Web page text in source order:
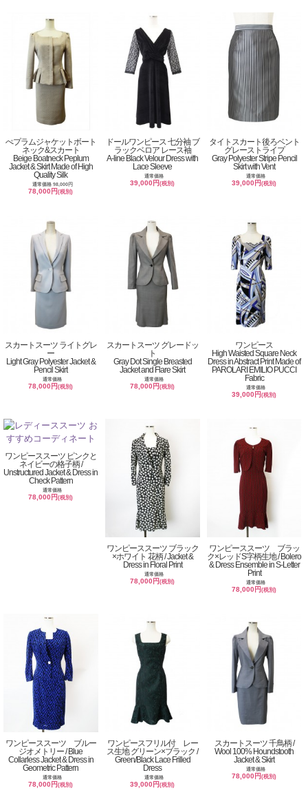
ぺプラムジャケットボート
ネック&スカート
Beige Boatneck Peplum
Jacket & Skirt Made of High
Quality Silk
通常価格 98,000円
78,000円(税別)
ドールワンピース 七分袖 ブ
ラックベロア レース袖
A-line Black Velour Dress with
Lace Sleeve
通常価格
39,000円(税別)
タイトスカート後ろベント
グレーストライプ
Gray Polyester Stripe Pencil
Skirt with Vent
通常価格
39,000円(税別)
スカートスーツ ライトグレ
ー
Light Gray Polyester Jacket &
Pencil Skirt
通常価格
78,000円(税別)
スカートスーツ グレードッ
ト
Gray Dot Single Breasted
Jacket and Flare Skirt
通常価格
78,000円(税別)
ワンピース
High Waisted Square Neck
Dress in Abstract Print Made of
PAROLARI EMILIO PUCCI
Fabric
通常価格
39,000円(税別)
ワンピーススーツ ピンクと
ネイビーの格子柄 /
Unstructured Jacket & Dress in
Check Pattern
通常価格
78,000円(税別)
ワンピーススーツ ブラック
×ホワイト 花柄 / Jacket &
Dress in Floral Print
通常価格
78,000円(税別)
ワンピーススーツ ブラッ
ク×レッドS字柄生地 / Bolero
& Dress Ensemble in S-Letter
Print
通常価格
78,000円(税別)
ワンピーススーツ ブルー
ジオメトリー / Blue
Collarless Jacket & Dress in
Geometric Pattern
通常価格
78,000円(税別)
ワンピースフリル付 レー
ス生地 グリーン×ブラック /
Green/Black Lace Frilled
Dress
通常価格
39,000円(税別)
スカートスーツ 千鳥柄 /
Wool 100% Houndstooth
Jacket & Skirt
通常価格
78,000円(税別)